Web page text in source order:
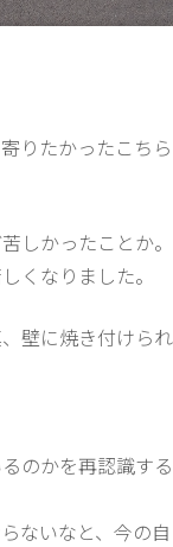
りたかったこちら
しかったことか。
くなりました。
壁に焼き付けられ
のかを再認識する
ないなと、今の自